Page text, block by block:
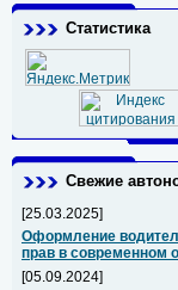
Статистика
Свежие
[25.03.2025]
Оформление
прав в современном
[05.09.2024]